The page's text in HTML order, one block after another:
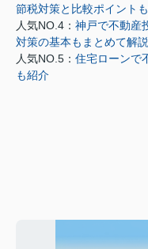
節税対策と比較ポイント
人気NO.4： 神戸で不動産
対策の基本もまとめて解説
人気NO.5： 住宅ローンで
も紹介